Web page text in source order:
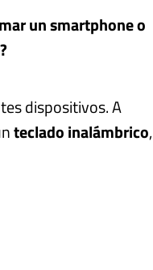
un smartphone o
dispositivos. A
teclado inalámbrico,